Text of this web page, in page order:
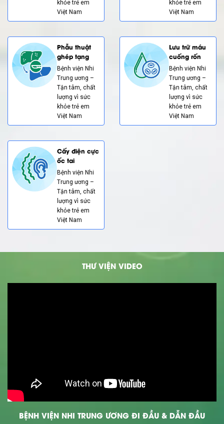
khỏe trẻ em
Việt Nam
khỏe trẻ em
Việt Nam
Phẫu thuật
ghép tạng
Bệnh viện Nhi
Trung ương –
Tận tâm, chất
lượng vì sức
khỏe trẻ em
Việt Nam
Lưu trữ máu
cuống rốn
Bệnh viện Nhi
Trung ương –
Tận tâm, chất
lượng vì sức
khỏe trẻ em
Việt Nam
Cấy điện cực
ốc tai
Bệnh viện Nhi
Trung ương –
Tận tâm, chất
lượng vì sức
khỏe trẻ em
Việt Nam
THƯ VIỆN VIDEO
BỆNH VIỆN NHI TRUNG ƯƠNG ĐI ĐẦU & DẪN ĐẦU